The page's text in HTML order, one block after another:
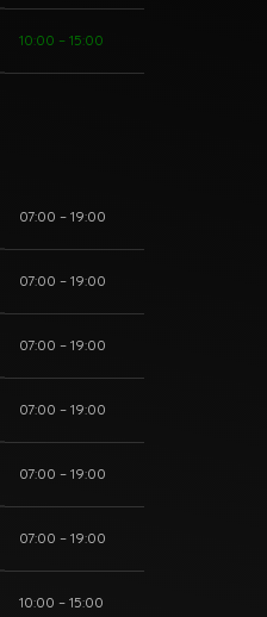
10:00 – 15:00
07:00 – 19:00
07:00 – 19:00
07:00 – 19:00
07:00 – 19:00
07:00 – 19:00
07:00 – 19:00
10:00 – 15:00